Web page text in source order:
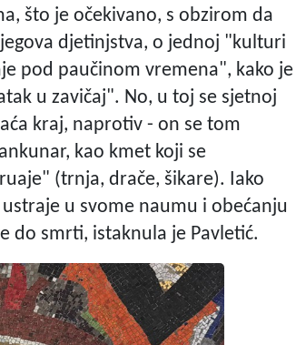
što je očekivano, s obzirom da
djetinjstva, o jednoj "kulturi
pod paučinom vremena", kako je
u zavičaj". No, u toj se sjetnoj
kraj, naprotiv - on se tom
kao kmet koji se
(trnja, drače, šikare). Iako
u svome naumu i obećanju
do smrti, istaknula je Pavletić.